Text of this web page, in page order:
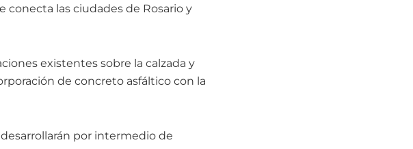
conecta las ciudades de Rosario y
existentes sobre la calzada y
de concreto asfáltico con la
por intermedio de